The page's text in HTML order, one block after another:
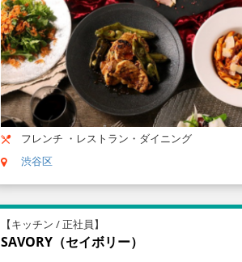
フレンチ ・レストラン・ダイニング
渋谷区
【キッチン / 正社員】
SAVORY（セイボリー）